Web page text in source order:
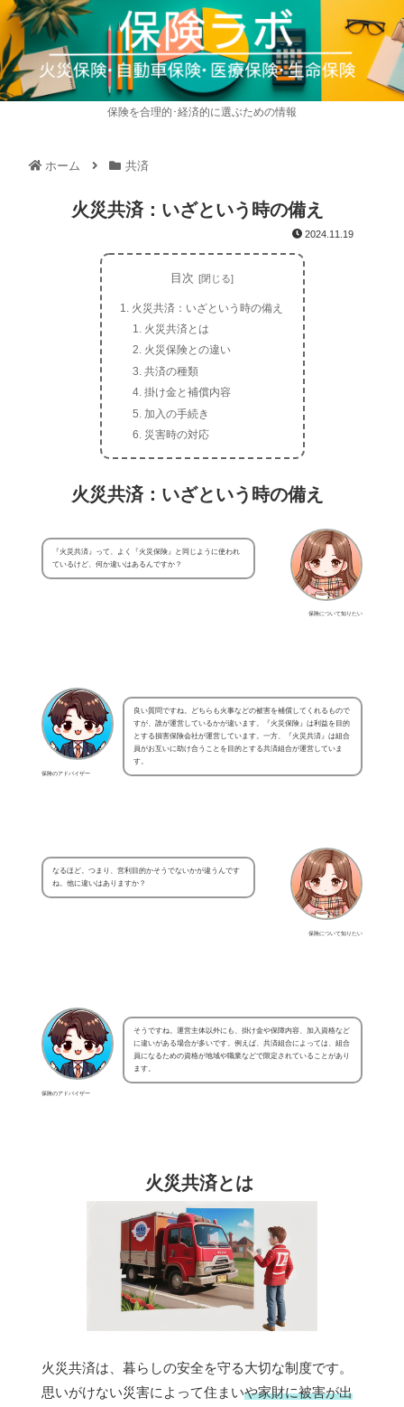
保険を合理的･経済的に選ぶための情報
ホーム 共済
火災共済：いざという時の備え
2024.11.19
目次
火災共済：いざという時の備え
火災共済とは
火災保険との違い
共済の種類
掛け金と補償内容
加入の手続き
災害時の対応
火災共済：いざという時の備え
保険について知りたい
『火災共済』って、よく『火災保険』と同じように使われ
ているけど、何か違いはあるんですか？
保険のアドバイザー
良い質問ですね。どちらも火事などの被害を補償してくれるもので
すが、誰が運営しているかが違います。『火災保険』は利益を目的
とする損害保険会社が運営しています。一方、『火災共済』は組合
員がお互いに助け合うことを目的とする共済組合が運営していま
す。
保険について知りたい
なるほど。つまり、営利目的かそうでないかが違うんです
ね。他に違いはありますか？
保険のアドバイザー
そうですね。運営主体以外にも、掛け金や保障内容、加入資格など
に違いがある場合が多いです。例えば、共済組合によっては、組合
員になるための資格が地域や職業などで限定されていることがあり
ます。
火災共済とは
火災共済は、暮らしの安全を守る大切な制度です。
思いがけない災害によって住まいや家財に被害が出